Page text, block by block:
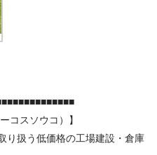
コスソウコ）】
り扱う低価格の工場建設・倉庫